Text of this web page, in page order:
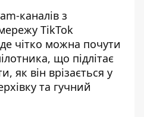
каналів з
TikTok
чітко можна почути
що підлітає
як він врізається у
та гучний